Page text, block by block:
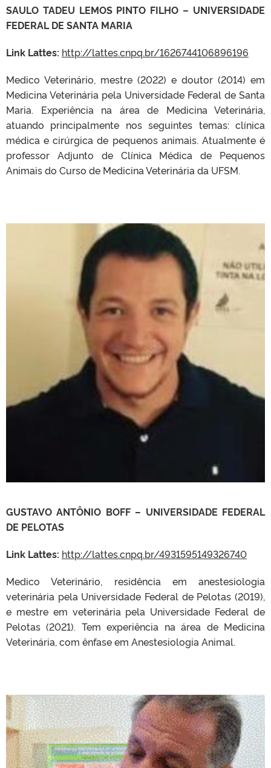
SAULO TADEU LEMOS PINTO FILHO – UNIVERSIDADE
FEDERAL DE SANTA MARIA
Link Lattes: http://lattes.cnpq.br/1626744106896196
Medico Veterinário, mestre (2022) e doutor (2014) em
Medicina Veterinária pela Universidade Federal de Santa
Maria. Experiência na área de Medicina Veterinária,
atuando principalmente nos seguintes temas: clínica
médica e cirúrgica de pequenos animais. Atualmente é
professor Adjunto de Clínica Médica de Pequenos
Animais do Curso de Medicina Veterinária da UFSM.
GUSTAVO ANTÔNIO BOFF – UNIVERSIDADE FEDERAL
DE PELOTAS
Link Lattes: http://lattes.cnpq.br/4931595149326740
Medico Veterinário, residência em anestesiologia
veterinária pela Universidade Federal de Pelotas (2019),
e mestre em veterinária pela Universidade Federal de
Pelotas (2021). Tem experiência na área de Medicina
Veterinária, com ênfase em Anestesiologia Animal.